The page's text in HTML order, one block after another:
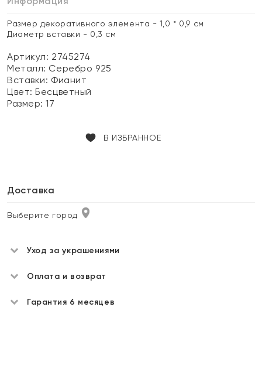
Размер декоративного элемента - 1,0 * 0,9 см
Диаметр вставки - 0,3 см
Артикул: 2745274
Металл: Серебро 925
Вставки: Фианит
Цвет:Бесцветный
Размер:17
В ИЗБРАННОЕ
Доставка
Выберите город
Уход за украшениями
Оплата и возврат
Гарантия 6 месяцев